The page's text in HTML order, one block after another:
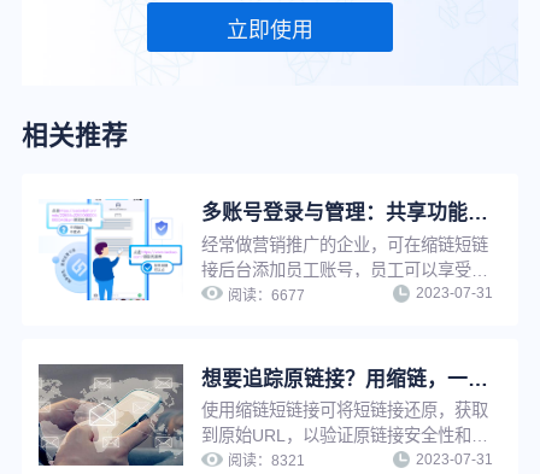
立即使用
相关推荐
多账号登录与管理：共享功能与数据，提升企业工作效率
经常做营销推广的企业，可在缩链短链
接后台添加员工账号，员工可以享受管
理员同等权限，使用管理员所有功能去
推广短链，提升工作效率。
阅读：6677 2023-07-31
想要追踪原链接？用缩链，一键还原！
使用缩链短链接可将短链接还原，获取
到原始URL，以验证原链接安全性和可
信度，使用短链接还原功能，还可以快
阅读：8321 2023-07-31